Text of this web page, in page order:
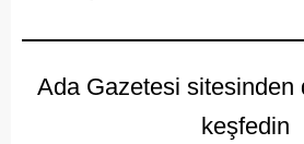
Ada Gazetesi sitesinden
keşfedin